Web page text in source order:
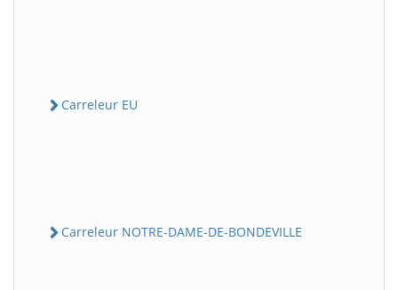
Carreleur EU
Carreleur NOTRE-DAME-DE-BONDEVILLE